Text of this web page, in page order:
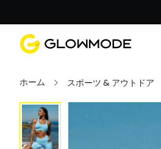
ホーム スポーツ & アウトドア